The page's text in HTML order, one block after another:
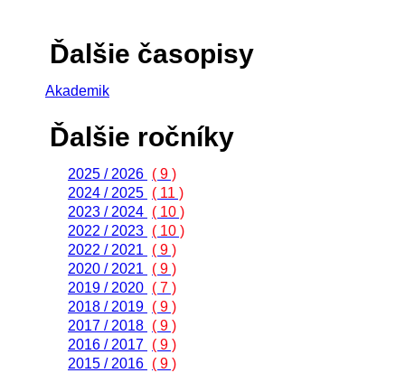
Ďalšie časopisy
Akademik
Ďalšie ročníky
2025 / 2026 ( 9 )
2024 / 2025 ( 11 )
2023 / 2024 ( 10 )
2022 / 2023 ( 10 )
2022 / 2021
( 9 )
2020 / 2021
( 9 )
2019 / 2020 ( 7 )
2018 / 2019 ( 9 )
2017 / 2018 ( 9 )
2016 / 2017 ( 9 )
2015 / 2016 ( 9 )